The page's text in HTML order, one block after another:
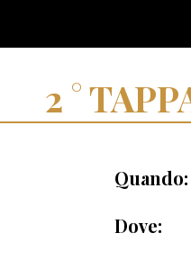
Quando:
Dove: